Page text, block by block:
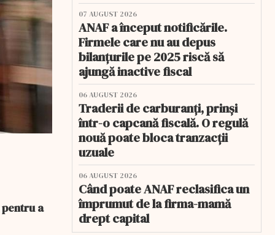
a
07 AUGUST 2026
ANAF a început notificările.
Firmele care nu au depus
bilanțurile pe 2025 riscă să
ajungă inactive fiscal
06 AUGUST 2026
Traderii de carburanți, prinși
într-o capcană fiscală. O regulă
nouă poate bloca tranzacții
uzuale
06 AUGUST 2026
Când poate ANAF reclasifica un
împrumut de la firma-mamă
drept capital